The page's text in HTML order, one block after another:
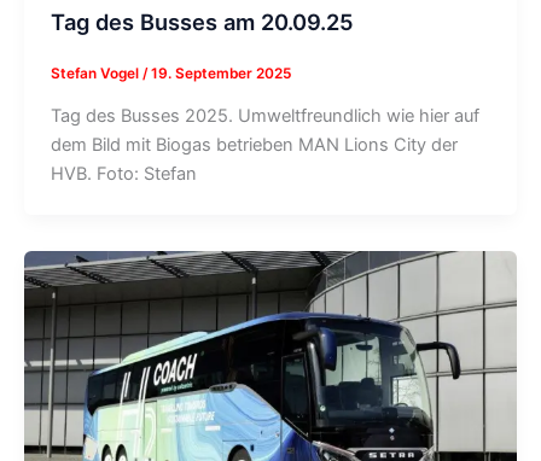
Tag des Busses am 20.09.25
Stefan Vogel /19. September 2025
Tag des Busses 2025. Umweltfreundlich wie hier auf
dem Bild mit Biogas betrieben MAN Lions City der
HVB. Foto: Stefan